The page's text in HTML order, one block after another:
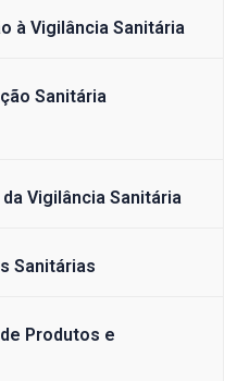
à Vigilância Sanitária
Sanitária
Vigilância Sanitária
Sanitárias
Produtos e